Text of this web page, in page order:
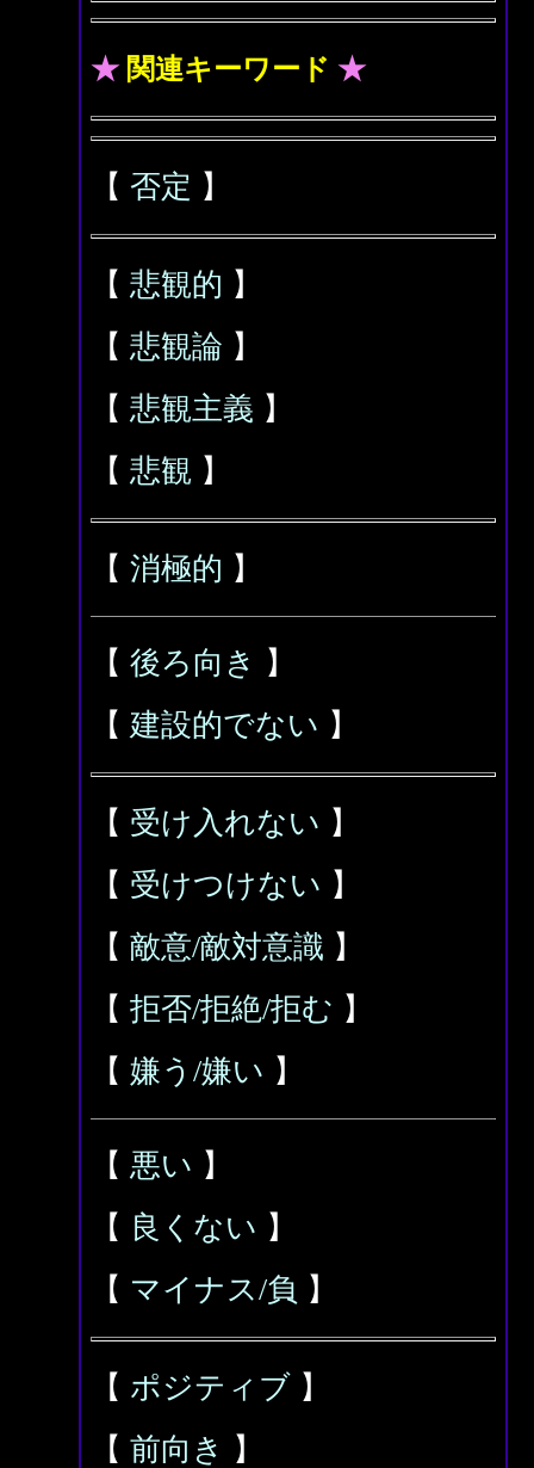
★ 関連キーワード ★
【 否定 】
【 悲観的 】
【 悲観論 】
【 悲観主義 】
【 悲観 】
【 消極的 】
【 後ろ向き
】
【 建設的でない 】
【 受け入れない 】
【 受けつけない 】
【 敵意/敵対意識 】
【 拒否/拒絶/拒む 】
【 嫌う/嫌い 】
【 悪い 】
【 良くない 】
【 マイナス/負 】
【 ポジティブ 】
【 前向き
】